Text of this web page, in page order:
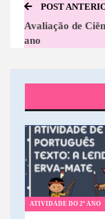
POST
Avaliação de
ano
ATIVIDADE DO 2º ANO